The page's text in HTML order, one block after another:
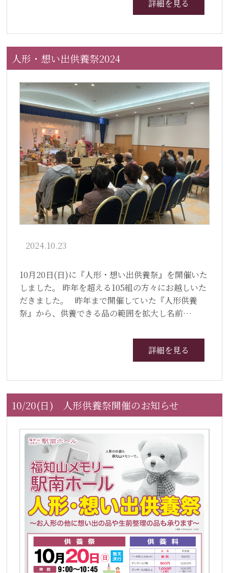
詳細を見る
人形・想い出供養祭2024
2024.10.23
10月20日(日)に『人形・想い出供養祭』を開催いた
しました。 昨年を超える105組の方々にお越しいた
だきました。 昨年まで開催していた『人形供養
祭』から、供養できる品の範囲を拡大し名前…
詳細を見る
10/20(日) 人形供養祭開催のお知らせ